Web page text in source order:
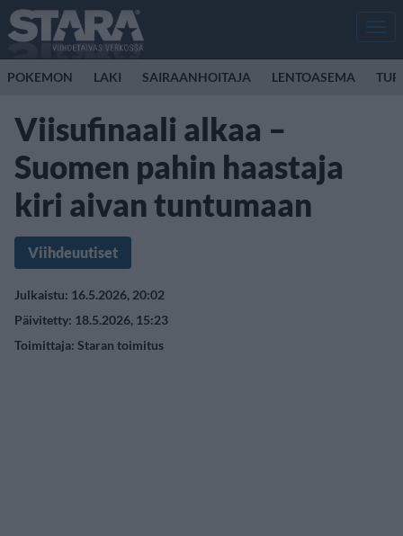
POKEMON LAKI SAIRAANHOITAJA LENTOASEMA
Viisufinaali alkaa –
Suomen pahin haastaja
kiri aivan tuntumaan
Viihdeuutiset
Julkaistu: 16.5.2026, 20:02
Päivitetty: 18.5.2026, 15:23
Toimittaja: Staran toimitus